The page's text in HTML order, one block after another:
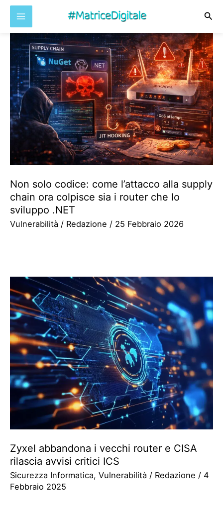
contenuto
Non solo codice: come l’attacco alla supply
chain ora colpisce sia i router che lo
sviluppo .NET
Vulnerabilità / Redazione / 25 Febbraio 2026
Zyxel abbandona i vecchi router e CISA
rilascia avvisi critici ICS
Sicurezza Informatica, Vulnerabilità / Redazione / 4
Febbraio 2025